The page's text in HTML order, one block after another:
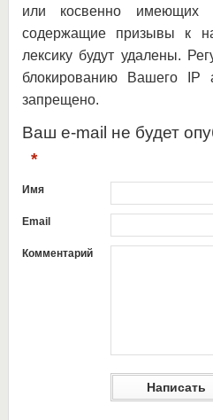
или косвенно имеющих
содержащие призывы к
лексику будут удалены.
блокированию Вашего IP
запрещено.
Ваш e-mail не будет
*
Имя
Email
Комментарий